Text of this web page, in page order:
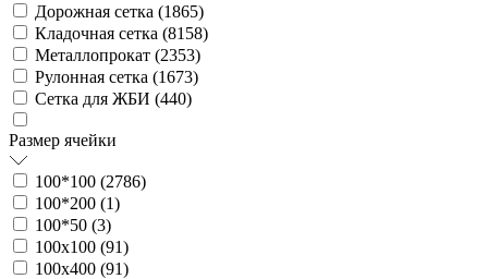
Дорожная сетка (1865)
Кладочная сетка (8158)
Металлопрокат (2353)
Рулонная сетка (1673)
Сетка для ЖБИ (440)
Размер ячейки
100*100 (2786)
100*200 (1)
100*50 (3)
100х100 (91)
100х400 (91)